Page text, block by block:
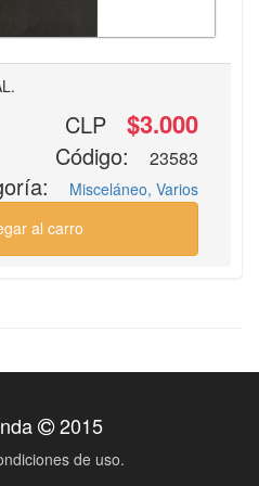
CLP $3.000
Código: 23583
Misceláneo, Varios
al carro
2015
de uso.